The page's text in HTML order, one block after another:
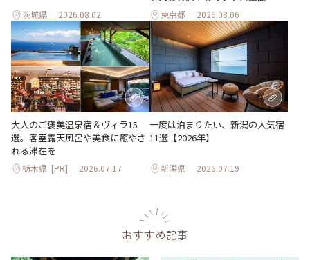
茨城県 2026.08.02 東京都 2026.08.06
大人のご褒美温泉宿＆ヴィラ15
選。客室露天風呂や美食に癒やさ
れる滞在を
栃木県 [PR] 2026.07.17
一度は泊まりたい、新潟の人気宿
11選【2026年】
新潟県 2026.07.19
おすすめ記事